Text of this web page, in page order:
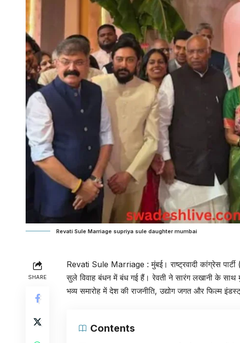
Revati Sule Marriage supriya sule daughter mumbai
SHARE
Revati Sule Marriage : मुंबई। राष्ट्रवादी कांग्रेस
सुले विवाह बंधन में बंध गई हैं। रेवती ने सारंग लखानी के साथ
भव्य समारोह में देश की राजनीति, उद्योग जगत और फिल्म
Contents